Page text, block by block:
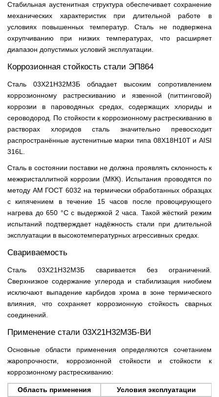
Стабильная аустенитная структура обеспечивает сохранение
механических характеристик при длительной работе в
условиях повышенных температур. Сталь не подвержена
охрупчиванию при низких температурах, что расширяет
диапазон допустимых условий эксплуатации.
Коррозионная стойкость стали ЭП864
Сталь 03Х21Н32М3Б обладает высоким сопротивлением
коррозионному растрескиванию и язвенной (питтинговой)
коррозии в пароводяных средах, содержащих хлориды и
сероводород. По стойкости к коррозионному растрескиванию в
растворах хлоридов сталь значительно превосходит
распространённые аустенитные марки типа 08Х18Н10Т и AISI
316L.
Сталь в состоянии поставки не должна проявлять склонность к
межкристаллитной коррозии (МКК). Испытания проводятся по
методу АМ ГОСТ 6032 на термически обработанных образцах
с кипячением в течение 15 часов после провоцирующего
нагрева до 650 °С с выдержкой 2 часа. Такой жёсткий режим
испытаний подтверждает надёжность стали при длительной
эксплуатации в высокотемпературных агрессивных средах.
Свариваемость
Сталь 03Х21Н32М3Б сваривается без ограничений.
Сверхнизкое содержание углерода и стабилизация ниобием
исключают выпадение карбидов хрома в зоне термического
влияния, что сохраняет коррозионную стойкость сварных
соединений.
Применение стали 03Х21Н32М3Б-ВИ
Основные области применения определяются сочетанием
жаропрочности, коррозионной стойкости и стойкости к
коррозионному растрескиванию:
Область применения Условия эксплуатации